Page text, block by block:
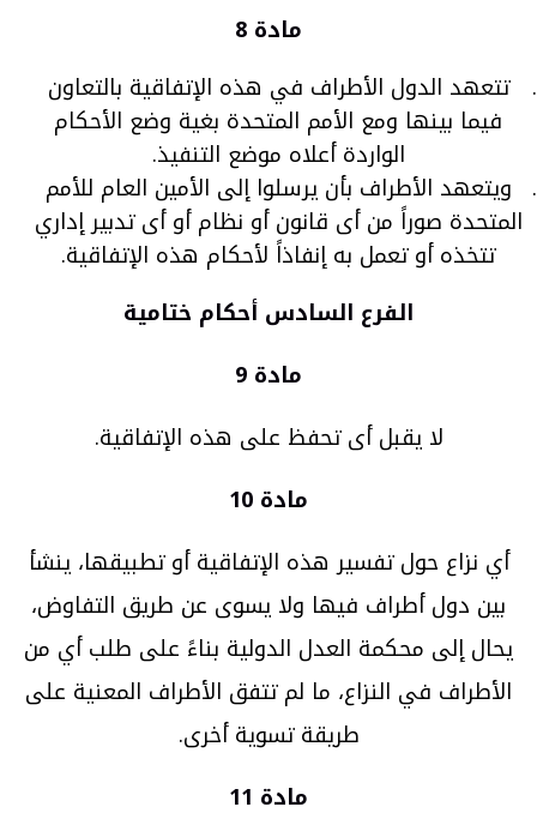
مادة 8
تتعهد الدول الأطراف في هذه الإتفاقية بالتعاون
فيما بينها ومع الأمم المتحدة بغية وضع الأحكام
الواردة أعلاه موضع التنفيذ.
ويتعهد الأطراف بأن يرسلوا إلى الأمين العام للأمم
المتحدة صوراً من أى قانون أو نظام أو أى تدبير إداري
تتخذه أو تعمل به إنفاذاً لأحكام هذه الإتفاقية.
الفرع السادس أحكام ختامية
مادة 9
لا يقبل أى تحفظ على هذه الإتفاقية.
مادة 10
أي نزاع حول تفسير هذه الإتفاقية أو تطبيقها، ينشأ
بين دول أطراف فيها ولا يسوى عن طريق التفاوض،
يحال إلى محكمة العدل الدولية بناءً على طلب أي من
الأطراف في النزاع، ما لم تتفق الأطراف المعنية على
طريقة تسوية أخرى.
مادة 11